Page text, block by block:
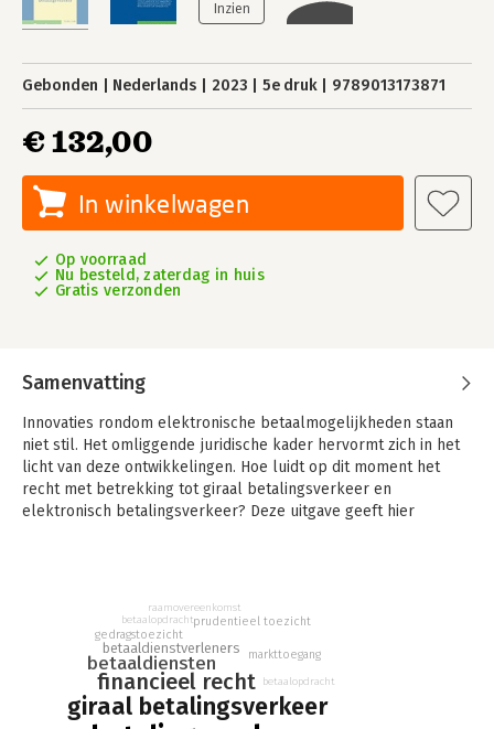
Gebonden Nederlands 2023 5e druk 9789013173871
€ 132,00
In winkelwagen
Op voorraad
Nu besteld, zaterdag in huis
Gratis verzonden
Samenvatting
Innovaties rondom elektronische betaalmogelijkheden staan
niet stil. Het omliggende juridische kader hervormt zich in het
licht van deze ontwikkelingen. Hoe luidt op dit moment het
recht met betrekking tot giraal betalingsverkeer en
elektronisch betalingsverkeer? Deze uitgave geeft hier
maken krijgen met het recht met betrekking tot het giraal of
elektronisch betalingsverkeer. Giraal betalingsverkeer
Elektronisch betalingsverkeer licht verschillende aspecten
van dit recht toe. In logische volgorde neemt de auteur u mee
langs alle publiekrechtelijke en privaatrechtelijke aspecten
van giraal betalingsverkeer, mede in het licht van de herziene
giraal betalingsverkeer
financieel recht
betaaldiensten
betaaldienstverleners
gedragstoezicht
betaalopdrachtprudentieel toezicht
markttoegang
betaalopdracht
raamovereenkomst